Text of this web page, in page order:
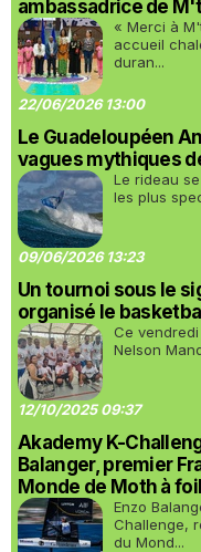
ambassadrice de
« Merci à
accueil
duran...
22/06/2026 13:00
Le Guadeloupéen
vagues mythiques
Le rideau
les plus
09/06/2026 13:23
Un tournoi sous le
organisé le
Ce
Nelson
12/10/2025 09:37
Akademy K-
Balanger, premier
Monde de Moth à
Enzo
Challenge,
du Mond...